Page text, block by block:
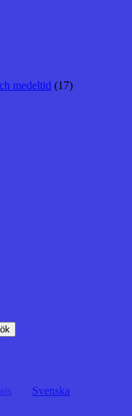
medeltid (17)
Svenska